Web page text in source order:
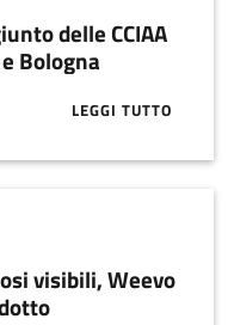
delle CCIAA
Bologna
LEGGI TUTTO
ABOUT
visibili, Weevo